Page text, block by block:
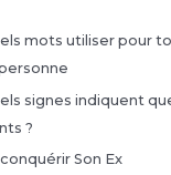
mots utiliser pour
signes indiquent
?
Son Ex